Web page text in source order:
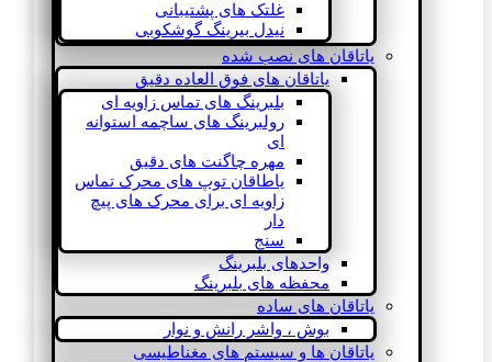
غلتک های پشتیبانی
نیدل بیرینگ گوشکوبی
یاتاقان های نصب شده
یاتاقان های فوق العاده دقیق
بلبرینگ های تماس زاویه ای
رولبرینگ های ساچمه استوانه
ای
مهره چاگنت های دقیق
یاطاقان توپ های محرک تماس
زاویه ای برای محرک های پیچ
دار
سنج
واحدهای بلبرینگ
محفظه های بلبرینگ
یاتاقان های ساده
بوش ، واشر رانش و نوار
یاتاقان ها و سیستم های مغناطیسی